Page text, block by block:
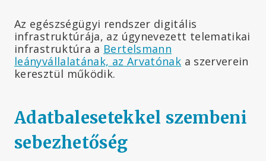
Az egészségügyi rendszer digitális
infrastruktúrája, az úgynevezett telematikai
infrastruktúra a Bertelsmann
leányvállalatának, az Arvatónak a szerverein
keresztül működik.
Adatbalesetekkel szembeni
sebezhetőség